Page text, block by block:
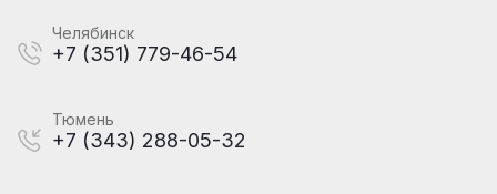
Челябинск
+7 (351) 779-46-54
Тюмень
+7 (343) 288-05-32